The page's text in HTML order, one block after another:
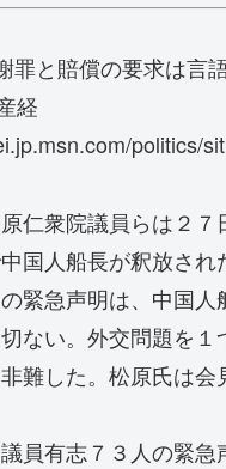
罪と賠償の要求は言
経
politics/
仁衆院議員らは２
国人船長が釈放さ
緊急声明は、中国
ない。外交問題を
難した。松原氏は会
員有志７３人の緊急